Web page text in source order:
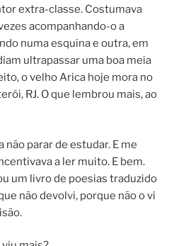
extra-classe. Costumava
acompanhando-o a
numa esquina e outra, em
ultrapassar uma boa meia
o velho Arica hoje mora no
RJ. O que lembrou mais, ao
não parar de estudar. E me
a ler muito. E bem.
um livro de poesias traduzido
não devolvi, porque não o vi